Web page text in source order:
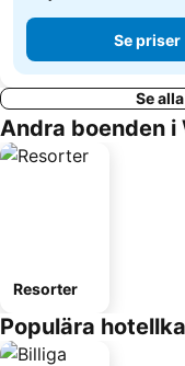
Se priser
Se
Andra boenden i
Resorter
Populära